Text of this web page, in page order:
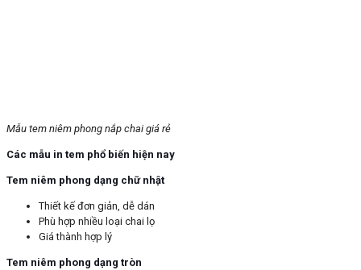
Mẫu tem niêm phong nắp chai giá rẻ
Các mẫu in tem phổ biến hiện nay
Tem niêm phong dạng chữ nhật
Thiết kế đơn giản, dễ dán
Phù hợp nhiều loại chai lọ
Giá thành hợp lý
Tem niêm phong dạng tròn